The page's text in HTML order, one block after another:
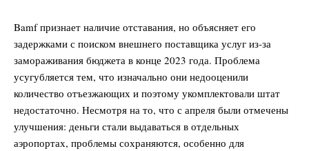
Bamf признает наличие отставания, но объясняет его
задержками с поиском внешнего поставщика услуг из-за
замораживания бюджета в конце 2023 года. Проблема
усугубляется тем, что изначально они недооценили
количество отъезжающих и поэтому укомплектовали штат
недостаточно. Несмотря на то, что с апреля были отмечены
улучшения: деньги стали выдаваться в отдельных
аэропортах, проблемы сохраняются, особенно для